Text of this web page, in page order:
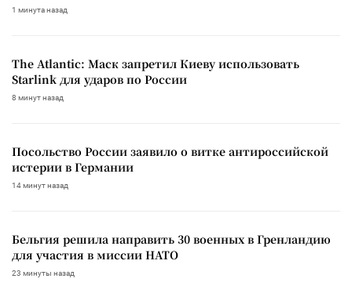
1 минута назад
The Atlantic: Маск запретил Киеву использовать
Starlink для ударов по России
8 минут назад
Посольство России заявило о витке антироссийской
истерии в Германии
14 минут назад
Бельгия решила направить 30 военных в Гренландию
для участия в миссии НАТО
23 минуты назад